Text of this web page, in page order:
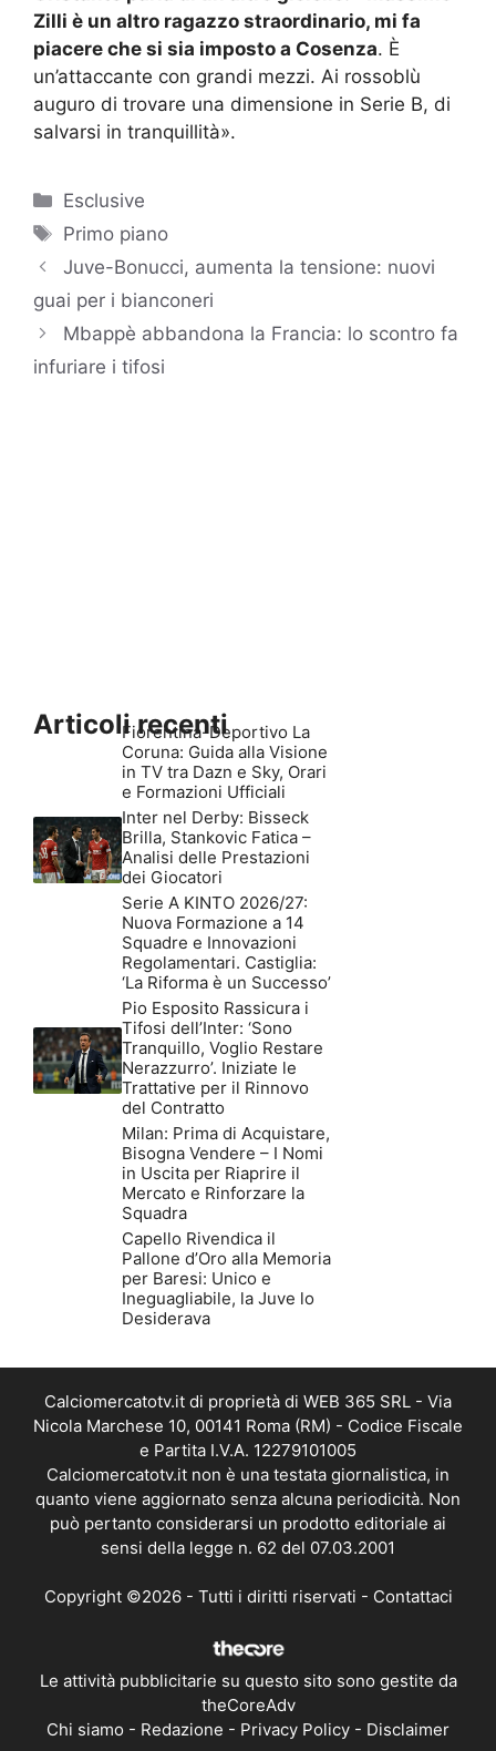
Zilli è un altro ragazzo straordinario, mi fa
piacere che si sia imposto a Cosenza. È
un’attaccante con grandi mezzi. Ai rossoblù
auguro di trovare una dimensione in Serie B, di
salvarsi in tranquillità».
Categorie
Esclusive
Tag
Primo piano
Juve-Bonucci, aumenta la tensione: nuovi
guai per i bianconeri
Mbappè abbandona la Francia: lo scontro fa
infuriare i tifosi
Articoli recenti
Fiorentina-Deportivo La
Coruna: Guida alla Visione
in TV tra Dazn e Sky, Orari
e Formazioni Ufficiali
Inter nel Derby: Bisseck
Brilla, Stankovic Fatica –
Analisi delle Prestazioni
dei Giocatori
Serie A KINTO 2026/27:
Nuova Formazione a 14
Squadre e Innovazioni
Regolamentari. Castiglia:
‘La Riforma è un Successo’
Pio Esposito Rassicura i
Tifosi dell’Inter: ‘Sono
Tranquillo, Voglio Restare
Nerazzurro’. Iniziate le
Trattative per il Rinnovo
del Contratto
Milan: Prima di Acquistare,
Bisogna Vendere – I Nomi
in Uscita per Riaprire il
Mercato e Rinforzare la
Squadra
Capello Rivendica il
Pallone d’Oro alla Memoria
per Baresi: Unico e
Ineguagliabile, la Juve lo
Desiderava
Calciomercatotv.it di proprietà di WEB 365 SRL - Via
Nicola Marchese 10, 00141 Roma (RM) - Codice Fiscale
e Partita I.V.A. 12279101005
Calciomercatotv.it non è una testata giornalistica, in
quanto viene aggiornato senza alcuna periodicità. Non
può pertanto considerarsi un prodotto editoriale ai
sensi della legge n. 62 del 07.03.2001
Copyright ©2026 - Tutti i diritti riservati - Contattaci
Le attività pubblicitarie su questo sito sono gestite da
theCoreAdv
Chi siamo - Redazione - Privacy Policy - Disclaimer